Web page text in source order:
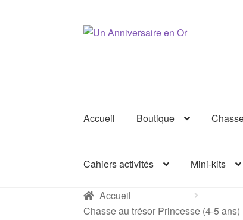
Aller
Aller
Accueil Boutique
Cahiers activités Mini-kits
Accueil
Chasse au trésor Princesse (4-5 ans)